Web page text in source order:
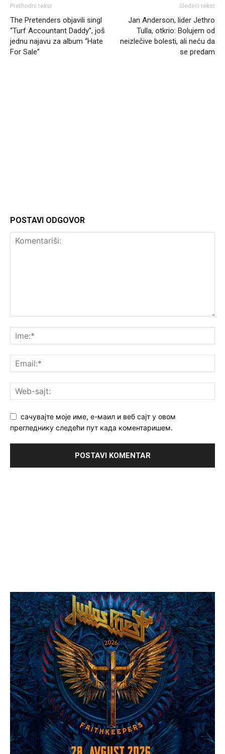
Prethodni tekst
The Pretenders objavili singl
“Turf Accountant Daddy”, još
jednu najavu za album “Hate
For Sale”
Sledeći tekst
Jan Anderson, lider Jethro
Tulla, otkrio: Bolujem od
neizlečive bolesti, ali neću da
se predam
POSTAVI ODGOVOR
сачувајте моје име, е-маил и веб сајт у овом
прегледнику следећи пут када коментаришем.